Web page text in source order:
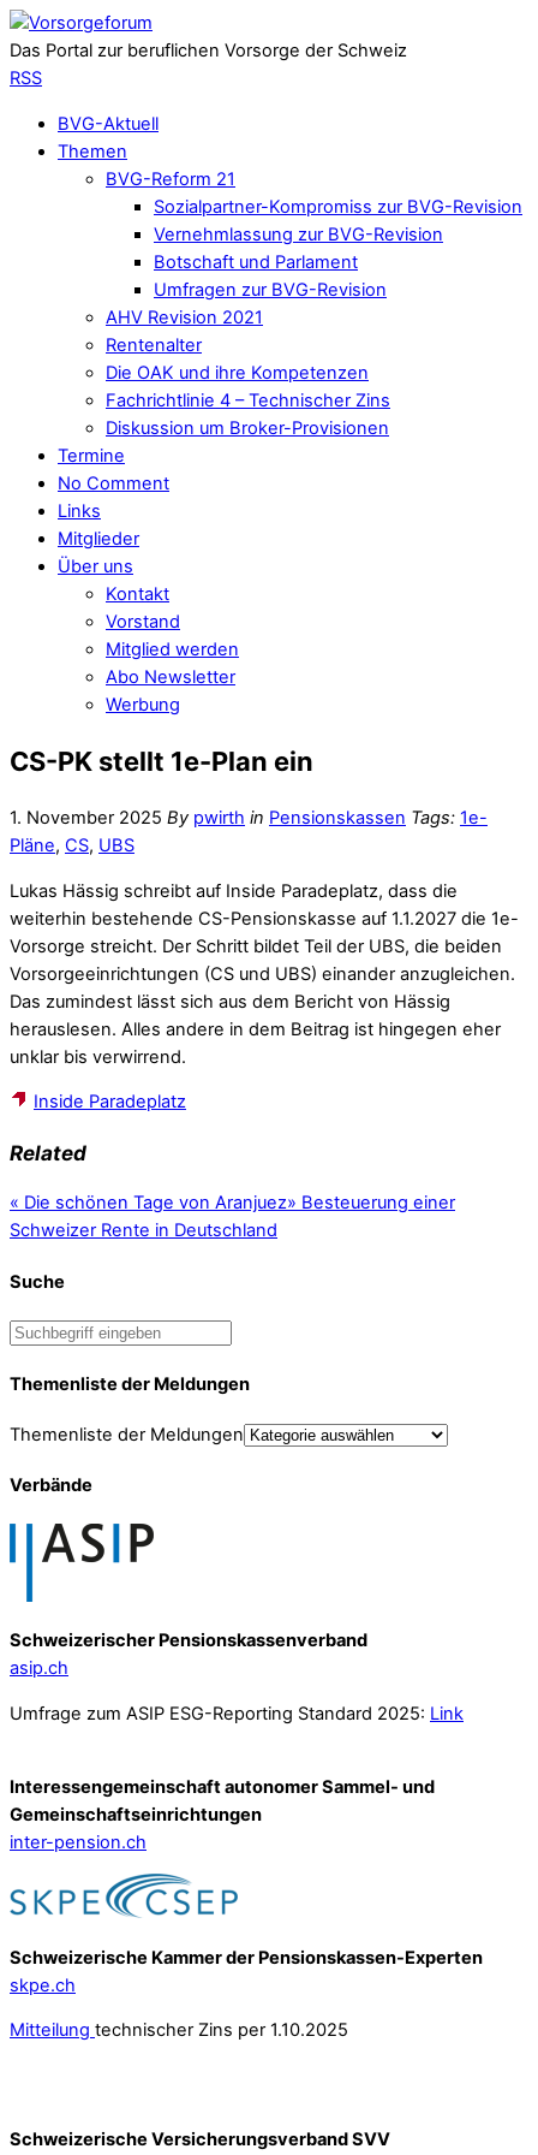
Das Portal zur beruflichen Vorsorge der Schweiz
RSS
BVG-Aktuell
Themen
BVG-Reform 21
Sozialpartner-Kompromiss zur BVG-Revision
Vernehmlassung zur BVG-Revision
Botschaft und Parlament
Umfragen zur BVG-Revision
AHV Revision 2021
Rentenalter
Die OAK und ihre Kompetenzen
Fachrichtlinie 4 – Technischer Zins
Diskussion um Broker-Provisionen
Termine
No Comment
Links
Mitglieder
Über uns
Kontakt
Vorstand
Mitglied werden
Abo Newsletter
Werbung
CS-PK stellt 1e-Plan ein
1. November 2025 By pwirth in Pensionskassen Tags: 1e-
Pläne, CS, UBS
Lukas Hässig schreibt auf Inside Paradeplatz, dass die
weiterhin bestehende CS-Pensionskasse auf 1.1.2027 die 1e-
Vorsorge streicht. Der Schritt bildet Teil der UBS, die beiden
Vorsorgeeinrichtungen (CS und UBS) einander anzugleichen.
Das zumindest lässt sich aus dem Bericht von Hässig
herauslesen. Alles andere in dem Beitrag ist hingegen eher
unklar bis verwirrend.
Inside Paradeplatz
Related
« Die schönen Tage von Aranjuez» Besteuerung einer
Schweizer Rente in Deutschland
Suche
Themenliste der Meldungen
Themenliste der Meldungen
Verbände
Schweizerischer Pensionskassenverband
asip.ch
Umfrage zum ASIP ESG-Reporting Standard 2025: Link
Interessengemeinschaft autonomer Sammel- und
Gemeinschafts­einrichtungen
inter-pension.ch
Schweizerische Kammer der Pensionskassen-Experten
skpe.ch
Mitteilung technischer Zins per 1.10.2025
Schweizerische Versicherungsverband SVV